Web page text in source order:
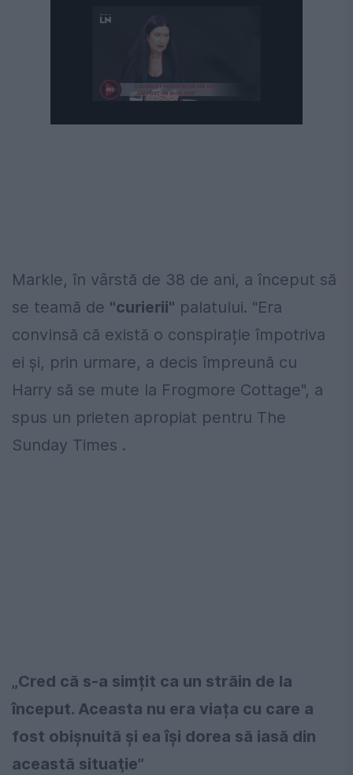
Markle, în vârstă de 38 de ani, a început să
se teamă de "curierii" palatului. "Era
convinsă că există o conspirație împotriva
ei și, prin urmare, a decis împreună cu
Harry să se mute la Frogmore Cottage", a
spus un prieten apropiat pentru The
Sunday Times .
„Cred că s-a simțit ca un străin de la
început. Aceasta nu era viața cu care a
fost obișnuită și ea își dorea să iasă din
această situaţie”